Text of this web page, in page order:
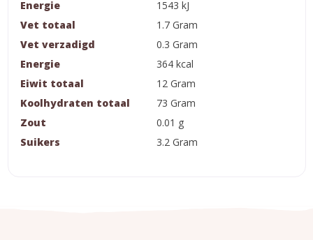
Energie
1543 kJ
Vet totaal
1.7 Gram
Vet verzadigd
0.3 Gram
Energie
364 kcal
Eiwit totaal
12 Gram
Koolhydraten totaal
73 Gram
Zout
0.01 g
Suikers
3.2 Gram